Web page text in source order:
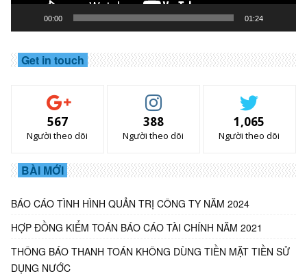
00:00 01:24
Get in touch
567
Người theo dõi
388
Người theo dõi
1,065
Người theo dõi
BÀI MỚI
BÁO CÁO TÌNH HÌNH QUẢN TRỊ CÔNG TY NĂM 2024
HỢP ĐỒNG KIỂM TOÁN BÁO CÁO TÀI CHÍNH NĂM 2021
THÔNG BÁO THANH TOÁN KHÔNG DÙNG TIỀN MẶT TIỀN SỬ
DỤNG NƯỚC